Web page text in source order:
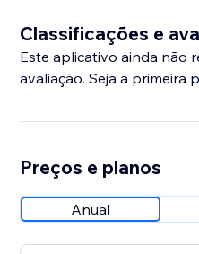
Classificações e
Este aplicativo ainda não
avaliação. Seja a primeira
Preços e planos
Anual